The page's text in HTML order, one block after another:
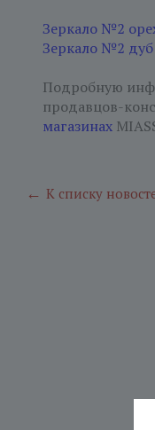
Зеркало №2
Зеркало №2
Подробную
продавцов-
магазинах
← К списку